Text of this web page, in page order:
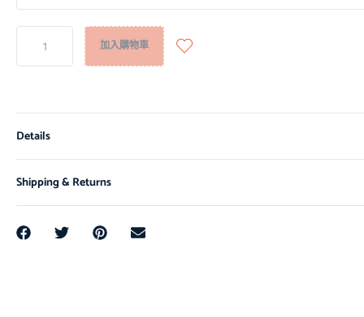
加入購物車
Details
Shipping & Returns